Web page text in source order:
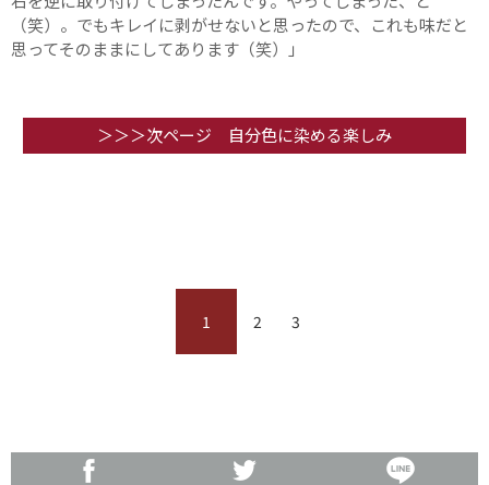
（笑）。でもキレイに剥がせないと思ったので、これも味だと
思ってそのままにしてあります（笑）」
＞＞＞次ページ 自分色に染める楽しみ
1 2 3